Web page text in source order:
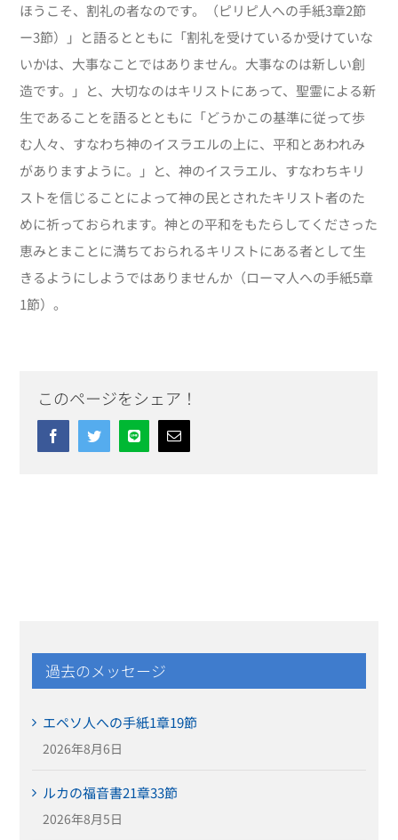
ほうこそ、割礼の者なのです。（ピリピ人への手紙3章2節
ー3節）」と語るとともに「割礼を受けているか受けていな
いかは、大事なことではありません。大事なのは新しい創
造です。」と、大切なのはキリストにあって、聖霊による新
生であることを語るとともに「どうかこの基準に従って歩
む人々、すなわち神のイスラエルの上に、平和とあわれみ
がありますように。」と、神のイスラエル、すなわちキリ
ストを信じることによって神の民とされたキリスト者のた
めに祈っておられます。神との平和をもたらしてくださった
恵みとまことに満ちておられるキリストにある者として生
きるようにしようではありませんか（ローマ人への手紙5章
1節）。
このページをシェア！
FacebookTwitterLine Email
過去のメッセージ
エペソ人への手紙1章19節
2026年8月6日
ルカの福音書21章33節
2026年8月5日